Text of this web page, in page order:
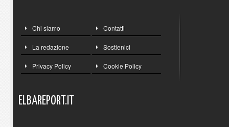
Chi siamo Contatti
La redazione Sostienici
Privacy Policy Cookie Policy
ELBAREPORT.IT